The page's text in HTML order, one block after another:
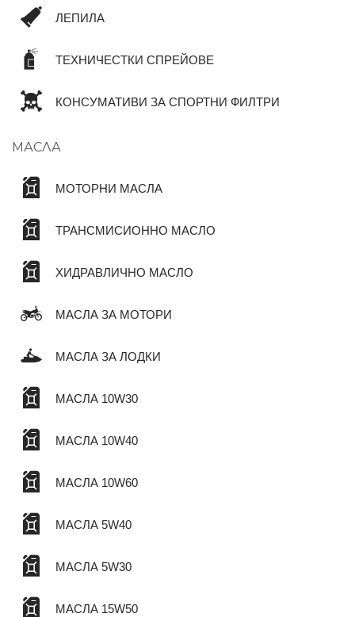
ЛЕПИЛА
ТЕХНИЧЕСТКИ СПРЕЙОВЕ
КОНСУМАТИВИ ЗА СПОРТНИ ФИЛТРИ
МАСЛА
МОТОРНИ МАСЛА
ТРАНСМИСИОННО МАСЛО
ХИДРАВЛИЧНО МАСЛО
МАСЛА ЗА МОТОРИ
МАСЛА ЗА ЛОДКИ
МАСЛА 10W30
МАСЛА 10W40
МАСЛА 10W60
МАСЛА 5W40
МАСЛА 5W30
МАСЛА 15W50